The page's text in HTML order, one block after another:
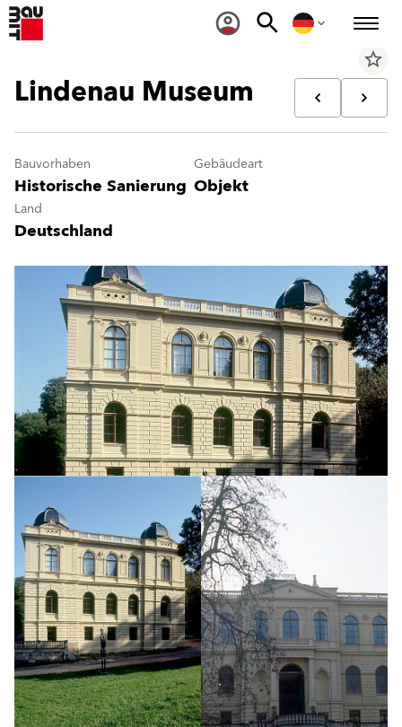
star_border
Lindenau Museum
Bauvorhaben
Historische Sanierung
Gebäudeart
Objekt
Land
Deutschland